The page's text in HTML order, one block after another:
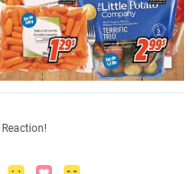
Reaction!